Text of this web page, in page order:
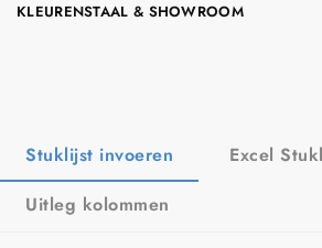
KLEURENSTAAL & SHOWROOM
Stuklijst invoeren
Excel
Uitleg kolommen